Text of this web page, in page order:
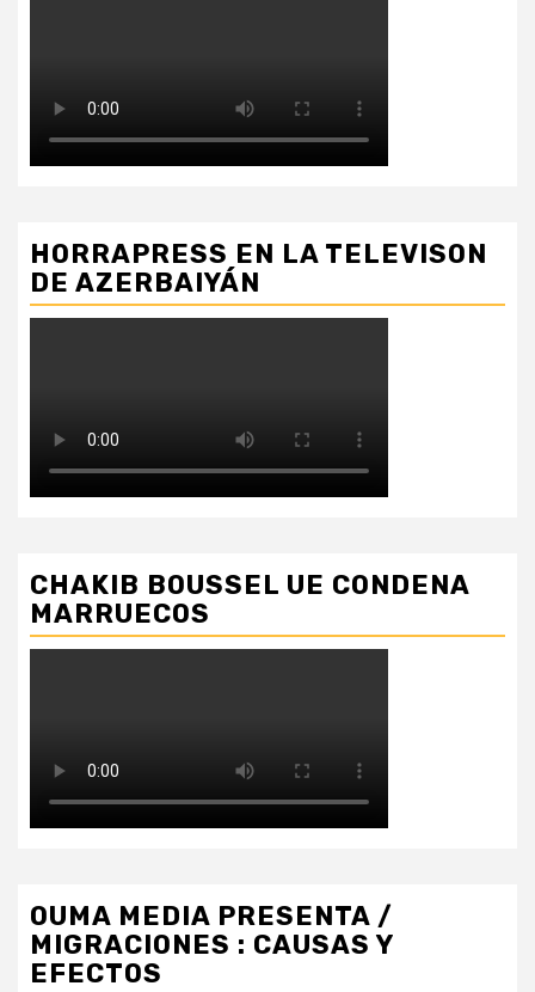
HORRAPRESS EN LA TELEVISON
DE AZERBAIYÁN
CHAKIB BOUSSEL UE CONDENA
MARRUECOS
OUMA MEDIA PRESENTA /
MIGRACIONES : CAUSAS Y
EFECTOS